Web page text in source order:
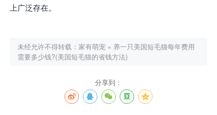
上广泛存在。
未经允许不得转载： 家有萌宠 » 养一只美国短毛猫每年费用
需要多少钱?(美国短毛猫的省钱方法)
分享到：